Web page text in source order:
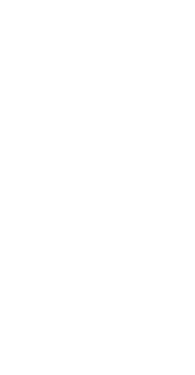
основе 0 оценок